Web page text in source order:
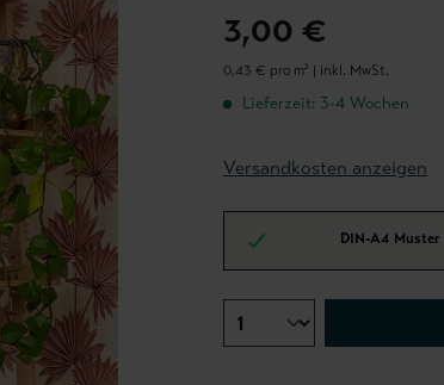
3,00 €
0,43 € pro m² | inkl. MwSt.
Lieferzeit: 3-4 Wochen
Versandkosten anzeigen
DIN-A4 Muster